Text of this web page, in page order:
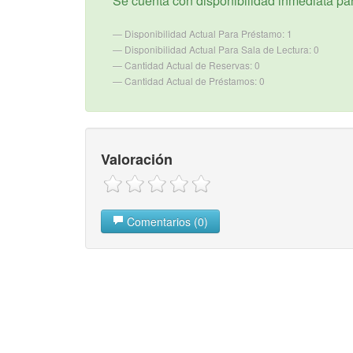
Disponibilidad Actual Para Préstamo: 1
Disponibilidad Actual Para Sala de Lectura: 0
Cantidad Actual de Reservas: 0
Cantidad Actual de Préstamos: 0
Valoración
Comentarios (0)